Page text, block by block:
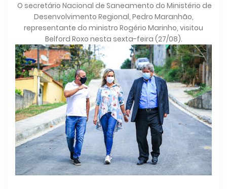
O secretário Nacional de Saneamento do Ministério de
Desenvolvimento Regional, Pedro Maranhão,
representante do ministro Rogério Marinho, visitou
Belford Roxo nesta sexta-feira (27/08).